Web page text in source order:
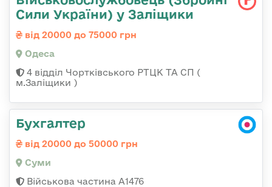
Сили України) у Заліщики
від 20000 до 75000 грн
Одеса
4 відділ Чортківського РТЦК ТА СП (
м.Заліщики )
Бухгалтер
від 20000 до 50000 грн
Суми
Військова частина А1476